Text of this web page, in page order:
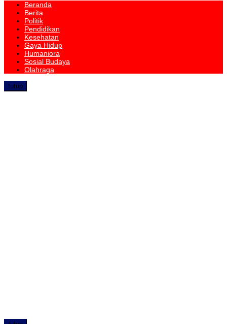
Beranda
Berita
Politik
Pendidikan
Kesehatan
Gaya Hidup
Humaniora
Sosial Budaya
Olahraga
tutup